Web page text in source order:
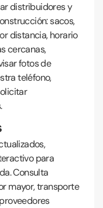
distribuidores y
sacos,
distancia, horario
cercanas,
fotos de
teléfono,
para
Consulta
mayor, transporte